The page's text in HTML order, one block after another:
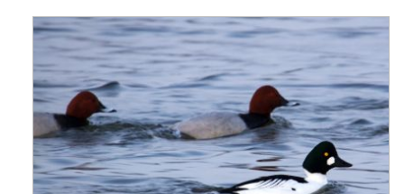
Web Projects
Lorem ipsum dolor sit amet, consectetuer adipiscing
elit. Aenean commodo ligula eget dolor.